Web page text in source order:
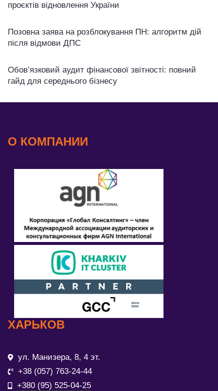
проєктів відновлення України
Позовна заява на розблокування ПН: алгоритм дій
після відмови ДПС
Обов’язковий аудит фінансової звітності: повний
гайд для середнього бізнесу
О КОМПАНИИ
ХАРЬКОВ
ул. Манизера, 8, 4 эт.
+38 (057) 763-24-44
+380 (95) 525-04-25